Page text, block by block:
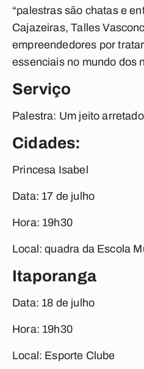
“palestras são chatas e
Cajazeiras, Talles
empreendedores por
essenciais no mundo dos
Serviço
Palestra: Um jeito
Cidades:
Princesa Isabel
Data: 17 de julho
Hora: 19h30
Local: quadra da Escola
Itaporanga
Data: 18 de julho
Hora: 19h30
Local: Esporte Clube